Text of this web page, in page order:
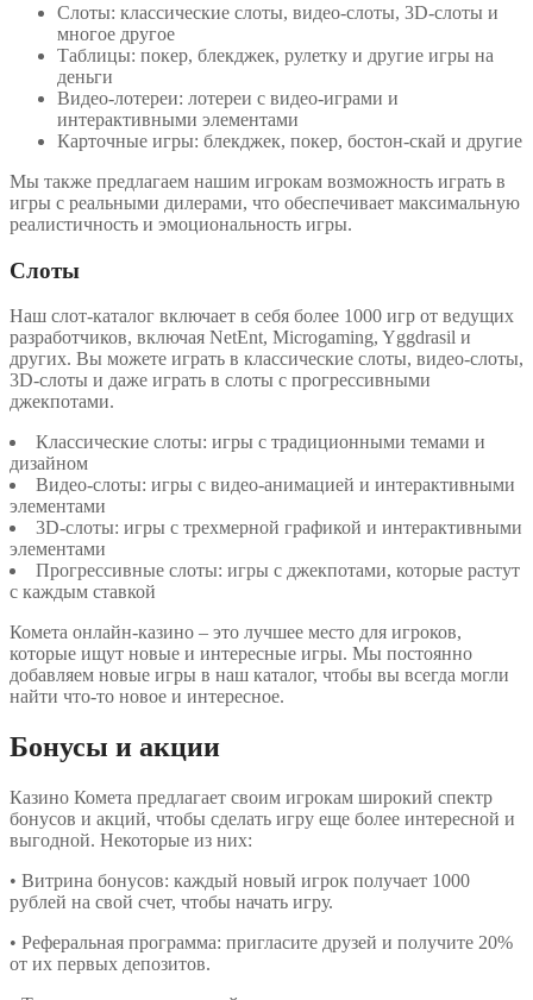
Слоты: классические слоты, видео-слоты, 3D-слоты и
многое другое
Таблицы: покер, блекджек, рулетку и другие игры на
деньги
Видео-лотереи: лотереи с видео-играми и
интерактивными элементами
Карточные игры: блекджек, покер, бостон-скай и другие
Мы также предлагаем нашим игрокам возможность играть в
игры с реальными дилерами, что обеспечивает максимальную
реалистичность и эмоциональность игры.
Слоты
Наш слот-каталог включает в себя более 1000 игр от ведущих
разработчиков, включая NetEnt, Microgaming, Yggdrasil и
других. Вы можете играть в классические слоты, видео-слоты,
3D-слоты и даже играть в слоты с прогрессивными
джекпотами.
Классические слоты: игры с традиционными темами и
дизайном
Видео-слоты: игры с видео-анимацией и интерактивными
элементами
3D-слоты: игры с трехмерной графикой и интерактивными
элементами
Прогрессивные слоты: игры с джекпотами, которые растут
с каждым ставкой
Комета онлайн-казино – это лучшее место для игроков,
которые ищут новые и интересные игры. Мы постоянно
добавляем новые игры в наш каталог, чтобы вы всегда могли
найти что-то новое и интересное.
Бонусы и акции
Казино Комета предлагает своим игрокам широкий спектр
бонусов и акций, чтобы сделать игру еще более интересной и
выгодной. Некоторые из них:
• Витрина бонусов: каждый новый игрок получает 1000
рублей на свой счет, чтобы начать игру.
• Реферальная программа: пригласите друзей и получите 20%
от их первых депозитов.